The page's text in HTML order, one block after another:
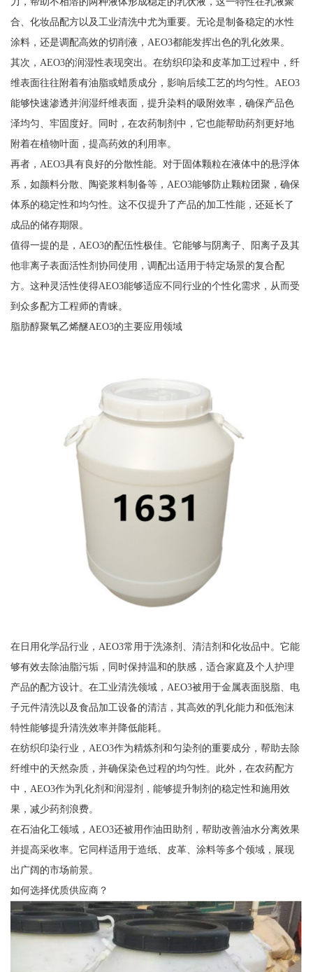
合、化妆品配方以及工业清洗中尤为重要。无论是制备稳定的水性
涂料，还是调配高效的切削液，AEO3都能发挥出色的乳化效果。
其次，AEO3的润湿性表现突出。在纺织印染和皮革加工过程中，纤
维表面往往附着有油脂或蜡质成分，影响后续工艺的均匀性。AEO3
能够快速渗透并润湿纤维表面，提升染料的吸附效率，确保产品色
泽均匀、牢固度好。同时，在农药制剂中，它也能帮助药剂更好地
附着在植物叶面，提高药效的利用率。
再者，AEO3具有良好的分散性能。对于固体颗粒在液体中的悬浮体
系，如颜料分散、陶瓷浆料制备等，AEO3能够防止颗粒团聚，确保
体系的稳定性和均匀性。这不仅提升了产品的加工性能，还延长了
成品的储存期限。
值得一提的是，AEO3的配伍性极佳。它能够与阴离子、阳离子及其
他非离子表面活性剂协同使用，调配出适用于特定场景的复合配
方。这种灵活性使得AEO3能够适应不同行业的个性化需求，从而受
到众多配方工程师的青睐。
脂肪醇聚氧乙烯醚AEO3的主要应用领域
在日用化学品行业，AEO3常用于洗涤剂、清洁剂和化妆品中。它能
够有效去除油脂污垢，同时保持温和的肤感，适合家庭及个人护理
产品的配方设计。在工业清洗领域，AEO3被用于金属表面脱脂、电
子元件清洗以及食品加工设备的清洁，其高效的乳化能力和低泡沫
特性能够提升清洗效率并降低能耗。
在纺织印染行业，AEO3作为精炼剂和匀染剂的重要成分，帮助去除
纤维中的天然杂质，并确保染色过程的均匀性。此外，在农药配方
中，AEO3作为乳化剂和润湿剂，能够提升制剂的稳定性和施用效
果，减少药剂浪费。
在石油化工领域，AEO3还被用作油田助剂，帮助改善油水分离效果
并提高采收率。它同样适用于造纸、皮革、涂料等多个领域，展现
出广阔的市场前景。
如何选择优质供应商？